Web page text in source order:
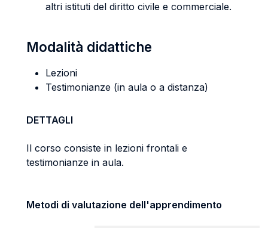
altri istituti del diritto civile e commerciale.
Modalità didattiche
Lezioni
Testimonianze (in aula o a distanza)
DETTAGLI
Il corso consiste in lezioni frontali e
testimonianze in aula.
Metodi di valutazione dell'apprendimento